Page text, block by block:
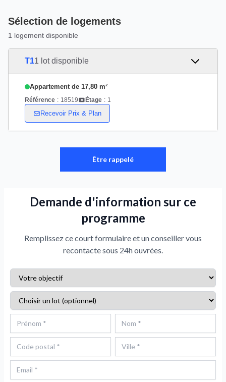
Sélection de logements
1 logement disponible
T11 lot disponible
Appartement de 17,80 m²
Référence : 18519 Étage : 1
Recevoir Prix & Plan
Être rappelé
Demande d'information sur ce
programme
Remplissez ce court formulaire et un conseiller vous
recontacte sous 24h ouvrées.